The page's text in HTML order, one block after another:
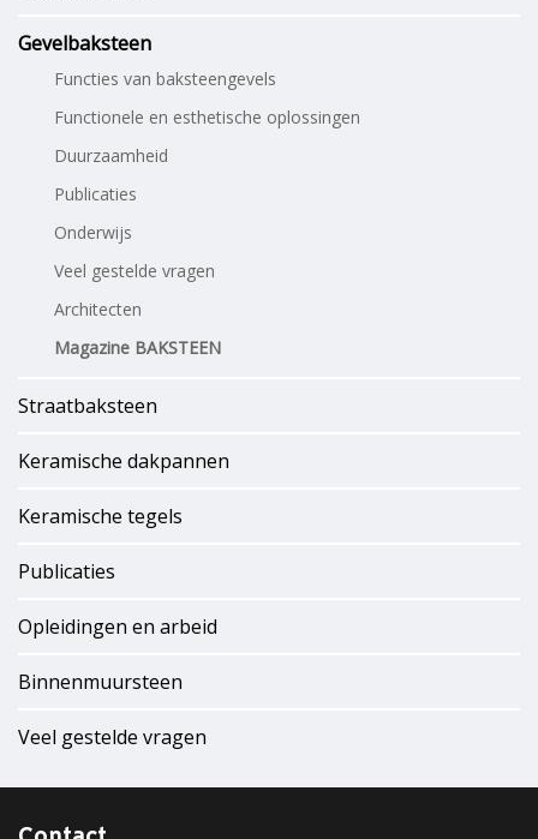
Gevelbaksteen
Functies van baksteengevels
Functionele en esthetische oplossingen
Duurzaamheid
Publicaties
Onderwijs
Veel gestelde vragen
Architecten
Magazine BAKSTEEN
Straatbaksteen
Keramische dakpannen
Keramische tegels
Publicaties
Opleidingen en arbeid
Binnenmuursteen
Veel gestelde vragen